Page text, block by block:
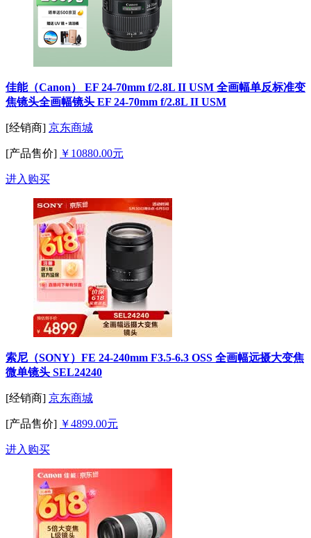
佳能（Canon） EF 24-70mm f/2.8L II USM 全画幅单反标准变
焦镜头全画幅镜头 EF 24-70mm f/2.8L II USM
[经销商] 京东商城
[产品售价] ￥10880.00元
进入购买
索尼（SONY）FE 24-240mm F3.5-6.3 OSS 全画幅远摄大变焦
微单镜头 SEL24240
[经销商] 京东商城
[产品售价] ￥4899.00元
进入购买